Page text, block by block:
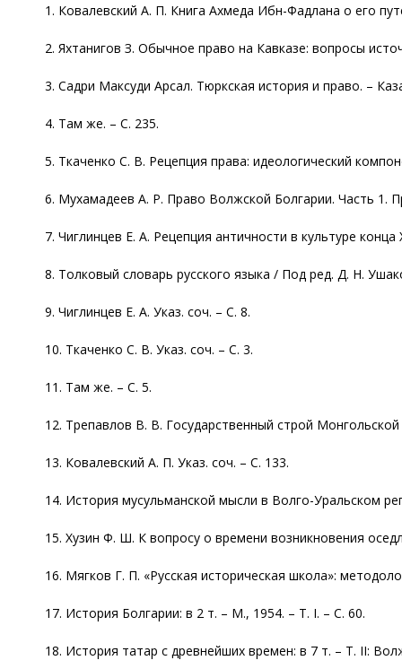
1. Ковалевский А. П. Книга Ахмеда Ибн-Фадлана о его
2. Яхтанигов З. Обычное право на Кавказе: вопросы
3. Садри Максуди Арсал. Тюркская история и право. –
4. Там же. – С. 235.
5. Ткаченко С. В. Рецепция права: идеологический
6. Мухамадеев А. Р. Право Волжской Болгарии. Часть 1.
7. Чиглинцев Е. А. Рецепция античности в культуре
8. Толковый словарь русского языка / Под ред. Д. Н.
9. Чиглинцев Е. А. Указ. соч. – С. 8.
10. Ткаченко С. В. Указ. соч. – С. 3.
11. Там же. – С. 5.
12. Трепавлов В. В. Государственный строй
13. Ковалевский А. П. Указ. соч. – С. 133.
14. История мусульманской мысли в Волго-Уральском
15. Хузин Ф. Ш. К вопросу о времени возникновения
16. Мягков Г. П. «Русская историческая школа»:
17. История Болгарии: в 2 т. – М., 1954. – Т. I. – С. 60.
18. История татар с древнейших времен: в 7 т. – Т. II: